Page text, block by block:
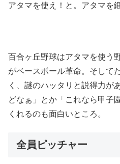
アタマを使え！と。アタマを
百合ヶ丘野球はアタマを使う
がベースボール革命。そして
く、謎のハッタリと説得力が
どなぁ」とか「これなら甲子
くれるのも面白いところ。
全員ピッチャー